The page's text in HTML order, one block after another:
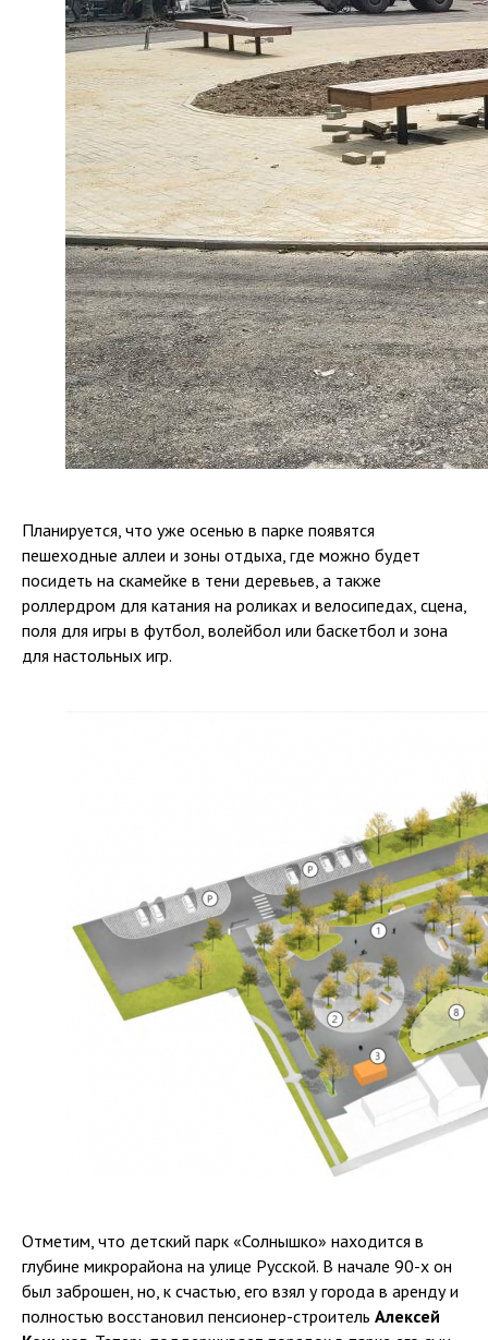
Планируется, что уже осенью в парке появятся
пешеходные аллеи и зоны отдыха, где можно будет
посидеть на скамейке в тени деревьев, а также
роллердром для катания на роликах и велосипедах, сцена,
поля для игры в футбол, волейбол или баскетбол и зона
для настольных игр.
Отметим, что детский парк «Солнышко» находится в
глубине микрорайона на улице Русской. В начале 90-х он
был заброшен, но, к счастью, его взял у города в аренду и
полностью восстановил пенсионер-строитель Алексей